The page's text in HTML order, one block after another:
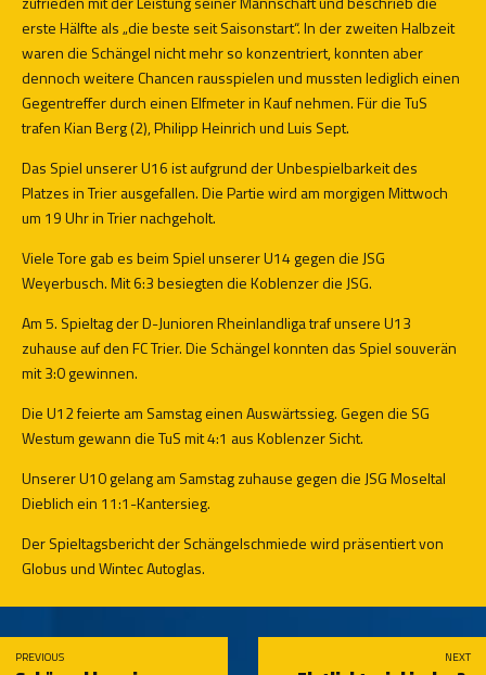
erste Hälfte als „die beste seit Saisonstart“. In der zweiten Halbzeit
waren die Schängel nicht mehr so konzentriert, konnten aber
dennoch weitere Chancen rausspielen und mussten lediglich einen
Gegentreffer durch einen Elfmeter in Kauf nehmen. Für die TuS
trafen Kian Berg (2), Philipp Heinrich und Luis Sept.
Das Spiel unserer U16 ist aufgrund der Unbespielbarkeit des
Platzes in Trier ausgefallen. Die Partie wird am morgigen Mittwoch
um 19 Uhr in Trier nachgeholt.
Viele Tore gab es beim Spiel unserer U14 gegen die JSG
Weyerbusch. Mit 6:3 besiegten die Koblenzer die JSG.
Am 5. Spieltag der D-Junioren Rheinlandliga traf unsere U13
zuhause auf den FC Trier. Die Schängel konnten das Spiel souverän
mit 3:0 gewinnen.
Die U12 feierte am Samstag einen Auswärtssieg. Gegen die SG
Westum gewann die TuS mit 4:1 aus Koblenzer Sicht.
Unserer U10 gelang am Samstag zuhause gegen die JSG Moseltal
Dieblich ein 11:1-Kantersieg.
Der Spieltagsbericht der Schängelschmiede wird präsentiert von
Globus und Wintec Autoglas.
PREVIOUS NEXT